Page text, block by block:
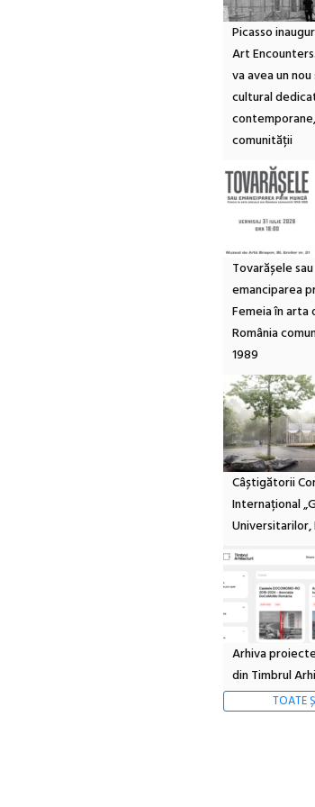
Picasso
Art
va avea un
cultural
comunității
Tovarășele sau
emanciparea
Femeia în arta
România
1989
Câștigătorii
Internațional
Universitarilor,
Arhiva
din Timbrul
TOATE